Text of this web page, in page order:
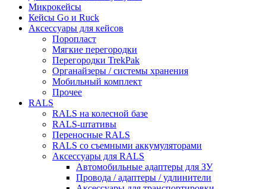
Микрокейсы
Кейсы Go и Ruck
Аксессуары для кейсов
Поропласт
Мягкие перегородки
Перегородки TrekPak
Органайзеры / системы хранения
Мобильный комплект
Прочее
RALS
RALS на колесной базе
RALS-штативы
Переносные RALS
RALS со съемными аккумуляторами
Аксессуары для RALS
Автомобильные адаптеры для ЗУ
Провода / адаптеры / удлинители